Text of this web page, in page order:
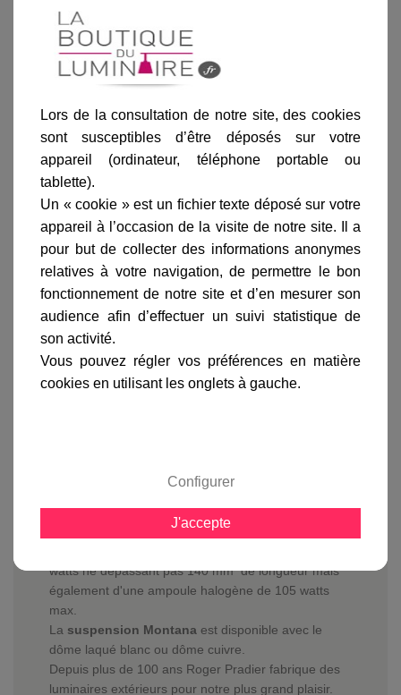
Informations produit
marque
avis clients
est équipée d'un diffuseur
disponible avec un verre clair ou dépoli offrant un
éclairage clair. Vous pourrez équiper ce luminaire
watts ne dépassant pas 140 mm de longueur mais
également d'une ampoule halogène de 105 watts
max.
La suspension Montana est disponible avec le
dôme laqué blanc ou dôme cuivre.
Depuis plus de 100 ans Roger Pradier fabrique des
luminaires extérieurs pour notre plus grand plaisir.
Lors de la consultation de notre site, des cookies
sont susceptibles d’être déposés sur votre
appareil (ordinateur, téléphone portable ou
tablette).
Un « cookie » est un fichier texte déposé sur votre
appareil à l’occasion de la visite de notre site. Il a
pour but de collecter des informations anonymes
relatives à votre navigation, de permettre le bon
fonctionnement de notre site et d’en mesurer son
audience afin d’effectuer un suivi statistique de
son activité.
Vous pouvez régler vos préférences en matière
cookies en utilisant les onglets à gauche.
Configurer
J'accepte